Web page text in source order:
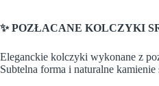
✨ POZŁACANE KOLCZYKI
Eleganckie kolczyki wykonane z
Subtelna forma i naturalne